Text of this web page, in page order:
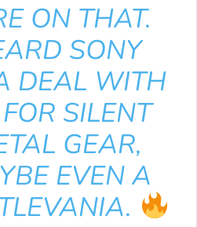
ON THAT.
SONY
DEAL WITH
SILENT
GEAR,
EVEN A